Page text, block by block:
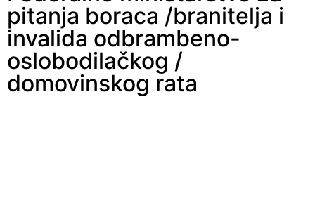
pitanja boraca /branitelja i
invalida odbrambeno-
oslobodilačkog /
domovinskog rata